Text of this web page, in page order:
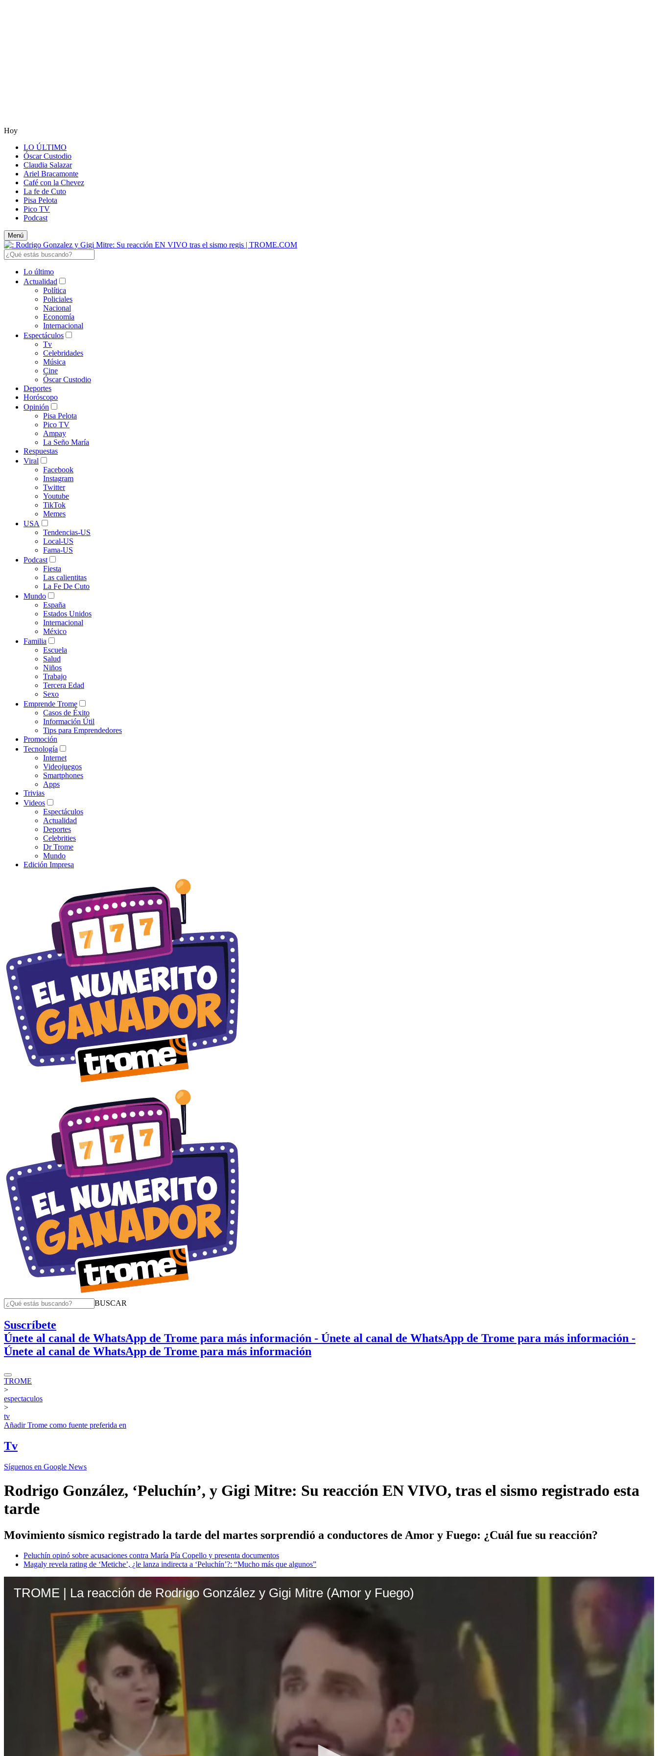
Hoy
LO ÚLTIMO
Óscar Custodio
Claudia Salazar
Ariel Bracamonte
Café con la Chevez
La fe de Cuto
Pisa Pelota
Pico TV
Podcast
Menú
Lo último
Actualidad
Política
Policiales
Nacional
Economía
Internacional
Espectáculos
Tv
Celebridades
Música
Cine
Óscar Custodio
Deportes
Horóscopo
Opinión
Pisa Pelota
Pico TV
Ampay
La Seño María
Respuestas
Viral
Facebook
Instagram
Twitter
Youtube
TikTok
Memes
USA
Tendencias-US
Local-US
Fama-US
Podcast
Fiesta
Las calientitas
La Fe De Cuto
Mundo
España
Estados Unidos
Internacional
México
Familia
Escuela
Salud
Niños
Trabajo
Tercera Edad
Sexo
Emprende Trome
Casos de Éxito
Información Útil
Tips para Emprendedores
Promoción
Tecnología
Internet
Videojuegos
Smartphones
Apps
Trivias
Videos
Espectáculos
Actualidad
Deportes
Celebrities
Dr Trome
Mundo
Edición Impresa
BUSCAR
Suscríbete
Únete al canal de WhatsApp de Trome para más información - Únete al canal de WhatsApp de Trome para más información -
Únete al canal de WhatsApp de Trome para más información
TROME
>
espectaculos
>
tv
AñadirTrome como fuente preferida en
Tv
Síguenos en Google News
Rodrigo González, ‘Peluchín’, y Gigi Mitre: Su reacción EN VIVO, tras el sismo registrado esta
tarde
Movimiento sísmico registrado la tarde del martes sorprendió a conductores de Amor y Fuego: ¿Cuál fue su reacción?
Peluchín opinó sobre acusaciones contra María Pía Copello y presenta documentos
Magaly revela rating de ‘Metiche’, ¿le lanza indirecta a ‘Peluchín’?: “Mucho más que algunos”
TROME | La reacción de Rodrigo González y Gigi Mitre (Amor y Fuego)